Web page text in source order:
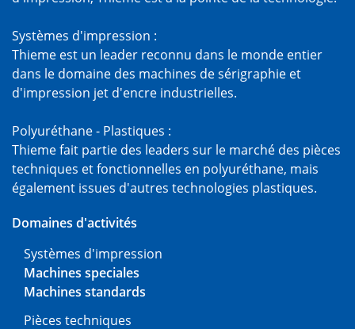
Systèmes d'impression :
Thieme est un leader reconnu dans le monde entier
dans le domaine des machines de sérigraphie et
d'impression jet d'encre industrielles.
Polyuréthane - Plastiques :
Thieme fait partie des leaders sur le marché des pièces
techniques et fonctionnelles en polyuréthane, mais
également issues d'autres technologies plastiques.
Domaines d'activités
Systèmes d'impression
Machines speciales
Machines standards
Pièces techniques